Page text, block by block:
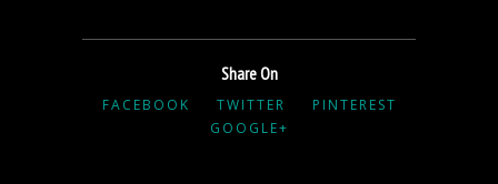
Share On
FACEBOOK TWITTER
PINTEREST
GOOGLE+